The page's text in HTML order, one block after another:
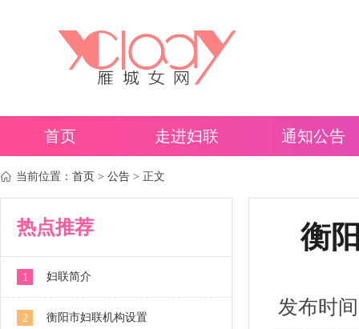
首页 走进妇联 通知公告
当前位置： 首页 > 公告 > 正文
热点推荐
1 妇联简介
2 衡阳市妇联机构设置
衡
发布时